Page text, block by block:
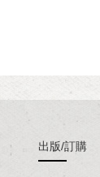
出版/訂購